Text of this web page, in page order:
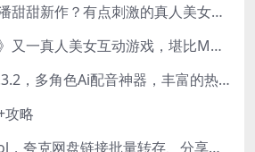
《迷情医院》潘甜甜新作？有点刺激的真人美女互动游戏
《银魔唐三藏》又一真人美女互动游戏，堪比M豆！
祈风TTS_v0.1.3.2，多角色Ai配音神器，丰富的热门音色
攻略
QuarkPanTool，夸克网盘链接批量转存、分享和下载工具